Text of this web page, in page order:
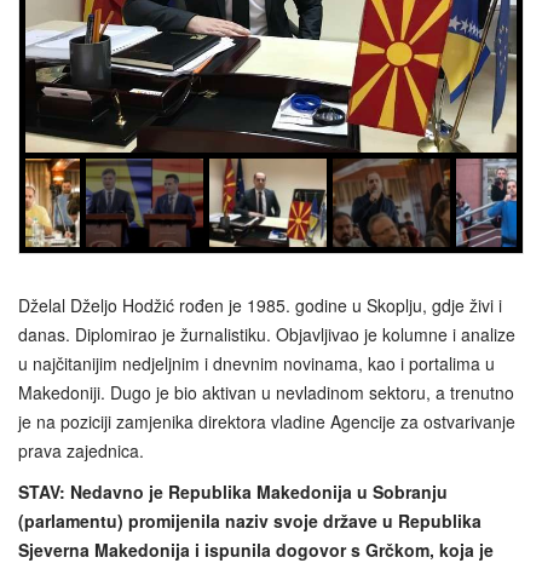
Dželal Dželjo Hodžić rođen je 1985. godine u Skoplju, gdje živi i
danas. Diplomirao je žurnalistiku. Objavljivao je kolumne i analize
u najčitanijim nedjeljnim i dnevnim novinama, kao i portalima u
Makedoniji. Dugo je bio aktivan u nevladinom sektoru, a trenutno
je na poziciji zamjenika direktora vladine Agencije za ostvarivanje
prava zajednica.
STAV: Nedavno je Republika Makedonija u Sobranju
(parlamentu) promijenila naziv svoje države u Republika
Sjeverna Makedonija i ispunila dogovor s Grčkom, koja je